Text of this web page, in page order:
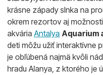
krásne západy slnka na
okrem rezortov aj
akvária Antalya Aquarium
deti môžu užiť interaktívne
je obľúbená najmä kvôli
hradu Alanya, z ktorého je